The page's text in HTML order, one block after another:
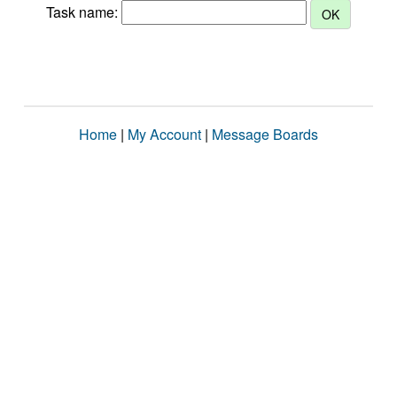
Task name:
Home | My Account | Message Boards